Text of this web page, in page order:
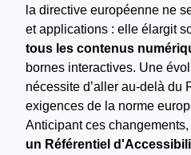
la directive européenne ne
et applications : elle élargit
tous les contenus
bornes interactives. Une
nécessite d’aller au-delà du
exigences de la norme
Anticipant ces changements,
un Référentiel